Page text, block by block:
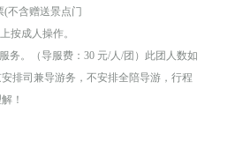
不含赠送景点门
按成人操作。
务。（导服费：30 元/人/团）此团人数如
排司兼导游务，不安排全陪导游，行程
！